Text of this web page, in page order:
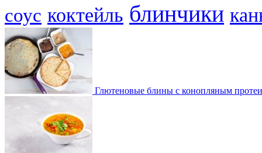
соус коктейль блинчики
Глютеновые блины с конопляным